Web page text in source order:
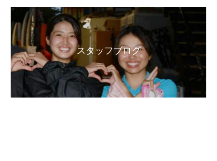
スタッフブログ